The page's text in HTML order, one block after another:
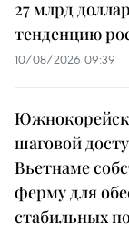
27 млрд
тенденцию
10/08/2026 09:39
шаговой
Вьетнаме
ферму для
стабильных